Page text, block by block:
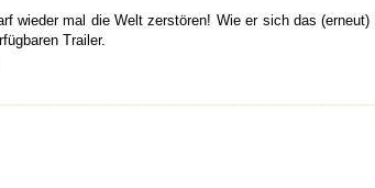
wieder mal die Welt zerstören! Wie er sich das
Trailer.